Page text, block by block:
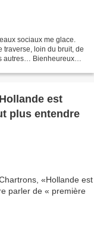
sociaux me glace.
traverse, loin du bruit, de
autres… Bienheureux
est
plus entendre